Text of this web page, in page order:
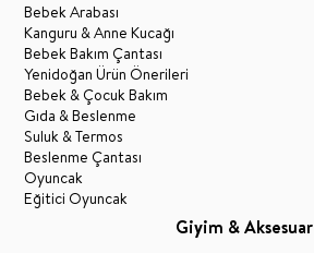
Bebek Arabası
Kanguru & Anne Kucağı
Bebek Bakım Çantası
Yenidoğan Ürün Önerileri
Bebek & Çocuk Bakım
Gıda & Beslenme
Suluk & Termos
Beslenme Çantası
Oyuncak
Eğitici Oyuncak
Giyim & Aksesuar